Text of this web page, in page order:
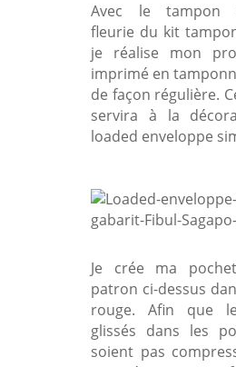
Avec le tampon
fleurie du kit
je réalise mon
imprimé en
de façon régulière.
servira à la
loaded enveloppe
Je crée ma
patron ci-dessus
rouge. Afin que
glissés dans les
soient pas